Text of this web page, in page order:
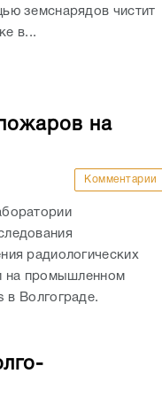
земснарядов чистит
в...
на
Комментарии
радиологических
на промышленном
в Волгограде.